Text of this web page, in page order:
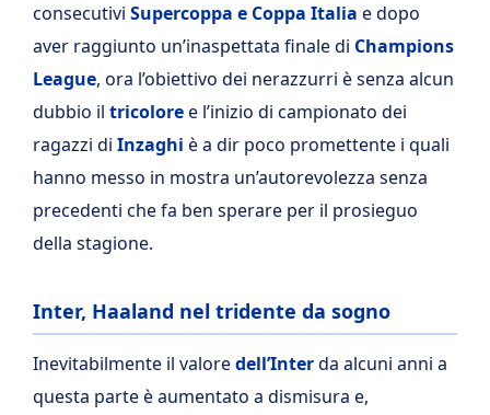
consecutivi Supercoppa e Coppa Italia e dopo
aver raggiunto un’inaspettata finale di Champions
League, ora l’obiettivo dei nerazzurri è senza alcun
dubbio il tricoloree l’inizio di campionato dei
ragazzi di Inzaghi è a dir poco promettente i quali
hanno messo in mostra un’autorevolezza senza
precedenti che fa ben sperare per il prosieguo
della stagione.
Inter, Haaland nel tridente da sogno
Inevitabilmente il valoredell’Interda alcuni anni a
questa parte è aumentato a dismisura e,